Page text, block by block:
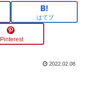
はてブ
Pinterest
2022.02.08